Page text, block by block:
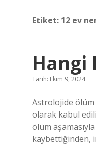
Etiket: 12 ev
Hangi
Tarih: Ekim 9, 2024
Astrolojide ölüm
olarak kabul
ölüm
kaybettiğinden,